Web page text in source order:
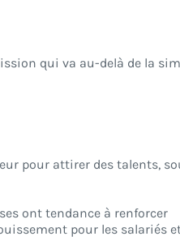
qui va au-delà de la
pour attirer des talents,
ont tendance à renforcer
pour les salariés